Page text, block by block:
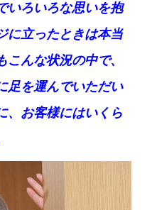
いろいろな思いを抱
に立ったときは本当
んな状況の中で、
足を運んでいただい
、お客様にはいくら